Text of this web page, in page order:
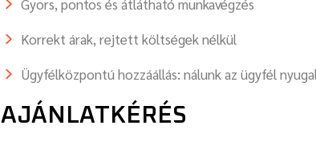
Gyors, pontos és átlátható munkavégzés
Korrekt árak, rejtett költségek nélkül
Ügyfélközpontú hozzáállás: nálunk az ügyfél
AJÁNLATKÉRÉS